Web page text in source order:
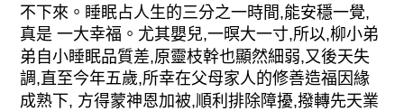
不下來。睡眠占人生的三分之一時間,能安穩一覺,
真是 一大幸福。尤其嬰兒,一暝大一寸,所以,柳小弟
弟自小睡眠品質差,原靈枝幹也顯然細弱,又後天失
調,直至今年五歲,所幸在父母家人的修善造福因緣
成熟下, 方得蒙神恩加被,順利排除障擾,撥轉先天業